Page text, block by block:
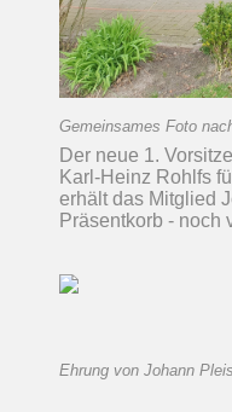
Gemeinsames Foto
Der neue 1.
Karl-Heinz Rohlfs
erhält das Mitglied
Präsentkorb - noch
Ehrung von Johann